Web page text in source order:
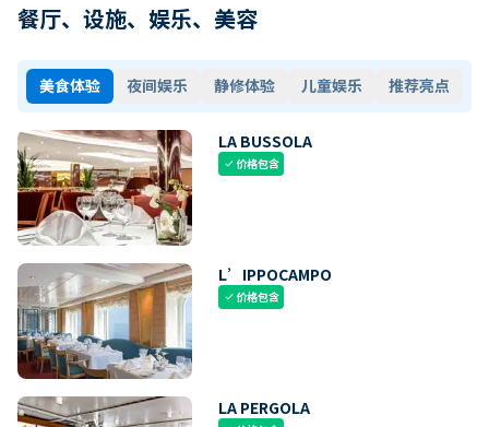
餐厅、设施、娱乐、美容
美食体验 夜间娱乐 静修体验 儿童娱乐 推荐亮点
LA BUSSOLA
check价格包含
L’IPPOCAMPO
check价格包含
LA PERGOLA